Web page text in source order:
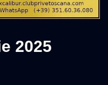
2025